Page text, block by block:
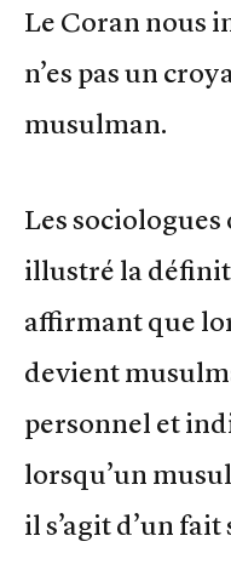
Le Coran nous
n’es pas un
musulman.
Les
illustré la
affirmant que
devient
personnel et
lorsqu’un
il s’agit d’un fait